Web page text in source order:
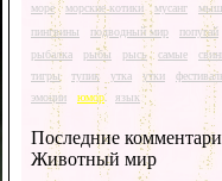
море
морские котики мусанг
пингвины
подводный мир попугай
рыбалка
рыбы рысь самые
тигры
тупик утка утки
эмоции
юмор язык
Последние
Животный мир